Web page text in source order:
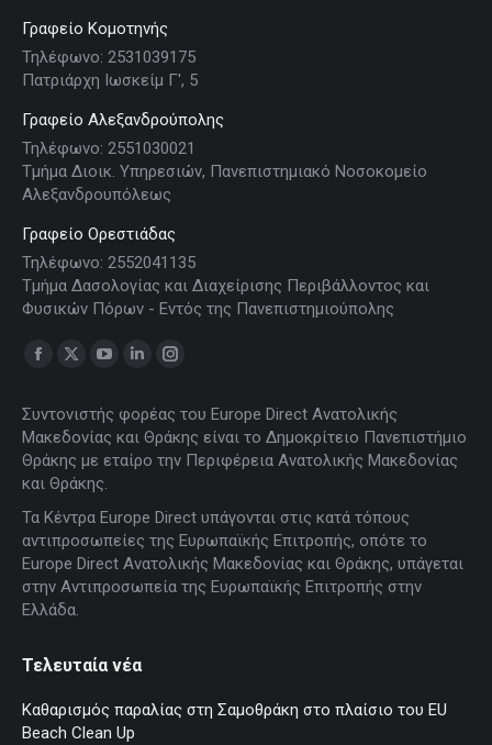
Γραφείο Κομοτηνής
Τηλέφωνο: 2531039175
Πατριάρχη Ιωσκείμ Γ', 5
Γραφείο Αλεξανδρούπολης
Τηλέφωνο: 2551030021
Τμήμα Διοικ. Υπηρεσιών, Πανεπιστημιακό Νοσοκομείο
Αλεξανδρουπόλεως
Γραφείο Ορεστιάδας
Τηλέφωνο: 2552041135
Τμήμα Δασολογίας και Διαχείρισης Περιβάλλοντος και
Φυσικών Πόρων - Εντός της Πανεπιστημιούπολης
Find us on:
Facebook
opens
in
new
window
X
opens
new
window
YouTube
opens
in
new
window
Linkedin
opens
window
Instagram
opens
window
Συντονιστής φορέας του Europe Direct Ανατολικής
Μακεδονίας και Θράκης είναι το Δημοκρίτειο Πανεπιστήμιο
Θράκης με εταίρο την Περιφέρεια Ανατολικής Μακεδονίας
και Θράκης.
Τα Κέντρα Europe Direct υπάγονται στις κατά τόπους
αντιπροσωπείες της Ευρωπαϊκής Επιτροπής, οπότε το
Europe Direct Ανατολικής Μακεδονίας και Θράκης, υπάγεται
στην Αντιπροσωπεία της Ευρωπαϊκής Επιτροπής στην
Ελλάδα.
Τελευταία νέα
Καθαρισμός παραλίας στη Σαμοθράκη στο πλαίσιο του EU
Beach Clean Up